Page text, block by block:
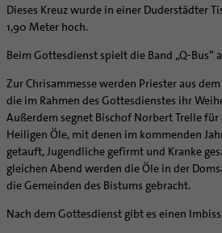
Katholisch heiraten
Wissenswertes zur Hochzeit
Ideen für die Hochzeitsfeier
Trausprüche aus der Bibel
Hochzeits-Symbole
Lebensende
Wo ist der richtige Platz zum Sterben?
Hospiz-Seelsorge
Exerzitien
Kontemplation
Auszeit
Geistliche Begleitung
Lebens- und Glaubensorte
Spirituelle Teambegleitung
Seelsorgefelder
Frauen
Männer
Queersensible Seelsorge
City- und Passanten
Arbeitnehmer
Menschen mit Behinderung
Begleitung und Vernetzung
Team
Newsletter
Weitere Infos
Berufe in der Kirche
Raum für Vielfalt
Diakone
Gemeindereferent:in
Pastoralreferent:in
Orden | Gemeinschaften
Frauenorden
Männerorden
Ritterorden
Bischöfliche Stiftung Gemeinsam für das
Schulpastoral
Hochschulpastoral
Religionsunterricht
Service
Stellenanzeigen
Bistumsarchiv
Projekte
Bestände
Buchreihen
Gemeindeservice
Digitaler Lesesaal
Verein für Geschichte und Kunst im
Dombibliothek Hildesheim
Bundeskonferenz der kirchlichen
Katholische Akademie des Bistums
Stärkung der Demokratie | Einsatz
LÜCHTENHOF
Familienbildungsstätten
Katholische Erwachsenenbildung
Forschungsinstitut für Philosophie
Weltkirche
Projektförderung
Internationale Freiwilligendienste
Aus dem Bistum in die Welt
Infobrief Weltkirche
missio-Regionalstelle
Bolivienkommission
Café Bolivia
Beratung Direktpartnerschaften
Finanzielle Förderung der
Ökologische Fonds
Politische Lobbyarbeit
Bolivienpartnerschaft Bistum Trier
Internationale Freiwilligendienste
Aktuelles
Rückkehrenden-Engagement
Outgoing
Incoming
Taizé-Fahrt Herbst 2026
Katholische Büros
Schöpfungsgerecht 2035
Wir machen Kirche - schöpfungsgerecht
Biologische Vielfalt
Engagiert in der Gesellschaft
Fördermittel finden
Angebote
Abenteuer Glaube
Unterstützung für Pfarreien und
Fortbildungen
Stellenangebote
Liturgie und Kirchenmusik
Lokale Kirchenentwicklung
#diegruenegemeinde
Internationale Freiwilligendienste
Materialien
Aktuelles
Arbeitshilfen
Bistumsatlas
Beruf und Familie
KODA
Direktorium
Mitarbeitervertretung
Dieses Kreuz wurde in einer Duderstädter
1,90 Meter hoch.
Beim Gottesdienst spielt die Band „Q-Bus“
Zur Chrisammesse werden Priester aus
die im Rahmen des Gottesdienstes ihr
Außerdem segnet Bischof Norbert Trelle
Heiligen Öle, mit denen im kommenden
getauft, Jugendliche gefirmt und Kranke
gleichen Abend werden die Öle in der
die Gemeinden des Bistums gebracht.
Nach dem Gottesdienst gibt es einen